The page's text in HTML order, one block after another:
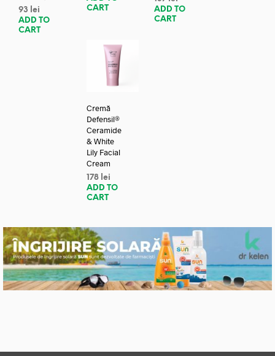
93
lei
ADD TO
CART
CART
ADD TO
CART
Cremă
Defensil®
Ceramide
& White
Lily Facial
Cream
178 lei
ADD TO
CART